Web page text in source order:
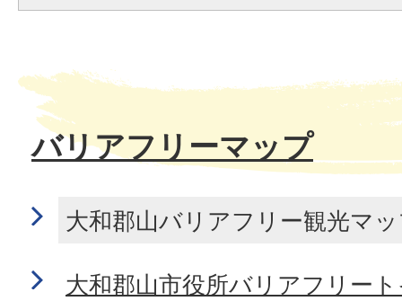
バリアフリーマップ
大和郡山バリアフリー観光マ
大和郡山市役所バリアフリー